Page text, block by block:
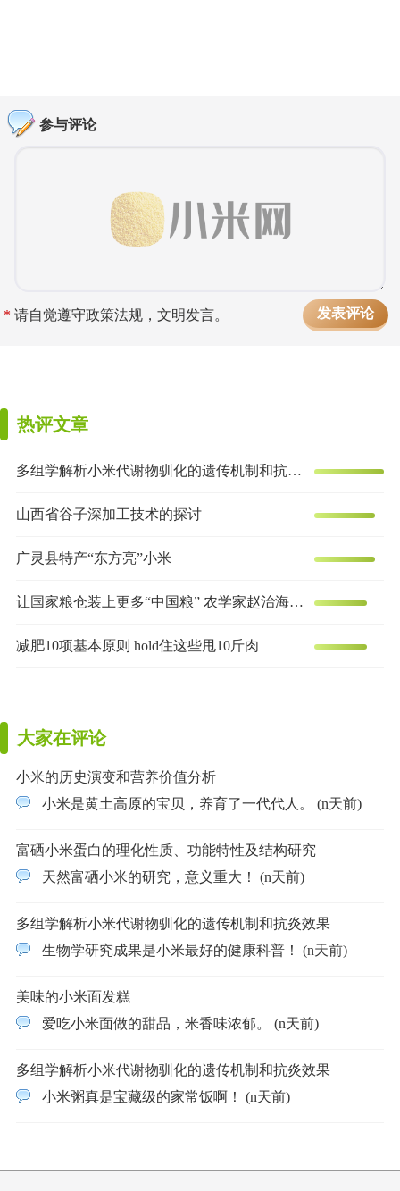
参与评论
* 请自觉遵守政策法规，文明发言。
热评文章
多组学解析小米代谢物驯化的遗传机制和抗炎效果
山西省谷子深加工技术的探讨
广灵县特产“东方亮”小米
让国家粮仓装上更多“中国粮” 农学家赵治海的谷子梦
减肥10项基本原则 hold住这些甩10斤肉
大家在评论
小米的历史演变和营养价值分析
小米是黄土高原的宝贝，养育了一代代人。 (n天前)
富硒小米蛋白的理化性质、功能特性及结构研究
天然富硒小米的研究，意义重大！ (n天前)
多组学解析小米代谢物驯化的遗传机制和抗炎效果
生物学研究成果是小米最好的健康科普！ (n天前)
美味的小米面发糕
爱吃小米面做的甜品，米香味浓郁。 (n天前)
多组学解析小米代谢物驯化的遗传机制和抗炎效果
小米粥真是宝藏级的家常饭啊！ (n天前)